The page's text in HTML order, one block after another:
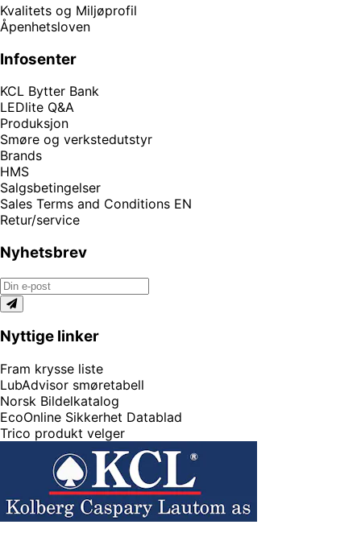
Kvalitets og Miljøprofil
Åpenhetsloven
Infosenter
KCL Bytter Bank
LEDlite Q&A
Produksjon
Smøre og verkstedutstyr
Brands
HMS
Salgsbetingelser
Sales Terms and Conditions EN
Retur/service
Nyhetsbrev
Nyttige linker
Fram krysse liste
LubAdvisor smøretabell
Norsk Bildelkatalog
EcoOnline Sikkerhet Datablad
Trico produkt velger